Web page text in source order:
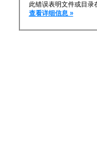
此错误表明文件或目录
查看详细信息 »